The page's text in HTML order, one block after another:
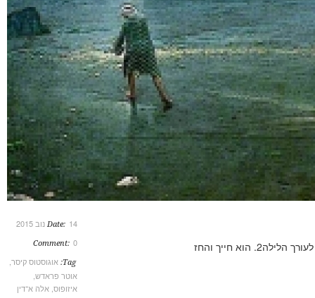
Date:
Comment:
אוגוסטוס קיסר,
אוטר פראדש,
איזופוס,אלה א־דין